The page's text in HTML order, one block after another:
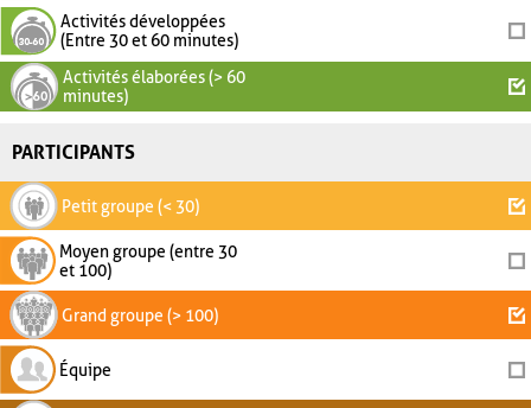
Activités développées
(Entre 30 et 60 minutes)
Activités élaborées (> 60
minutes)
PARTICIPANTS
Petit groupe (< 30)
Moyen groupe (entre 30
et 100)
Grand groupe (> 100)
Équipe